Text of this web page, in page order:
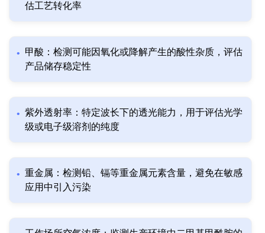
估工艺转化率
甲酸：检测可能因氧化或降解产生的酸性杂质，评估
产品储存稳定性
紫外透射率：特定波长下的透光能力，用于评估光学
级或电子级溶剂的纯度
重金属：检测铅、镉等重金属元素含量，避免在敏感
应用中引入污染